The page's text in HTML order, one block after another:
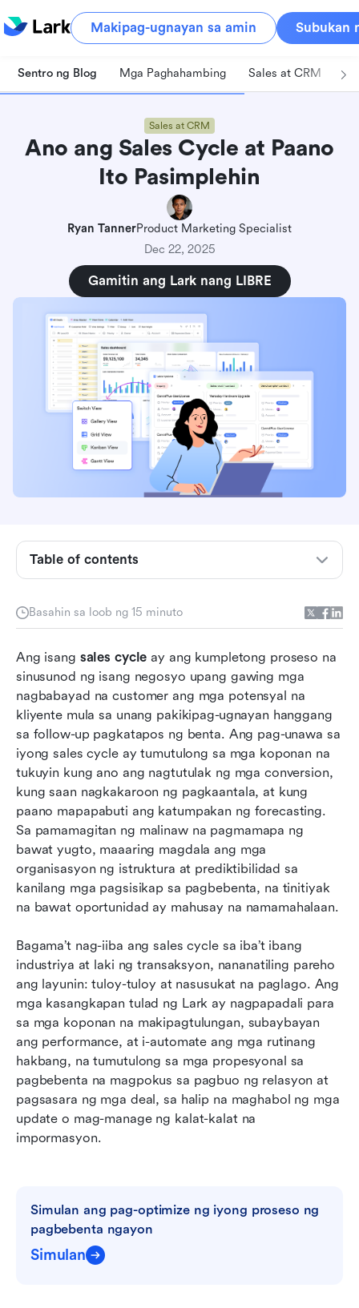
Makipag-ugnayan sa amin Subukan
Sentro ng Blog Mga Paghahambing Sales at CRM
Sales at CRM
Ano ang Sales Cycle at Paano
Ito Pasimplehin
Ryan TannerProduct Marketing Specialist
Dec 22, 2025
Gamitin ang Lark nang LIBRE
Basahin sa loob ng 15 minuto
Ang isang sales cycle ay ang kumpletong proseso na
sinusunod ng isang negosyo upang gawing mga
nagbabayad na customer ang mga potensyal na
kliyente mula sa unang pakikipag-ugnayan hanggang
sa follow-up pagkatapos ng benta. Ang pag-unawa sa
iyong sales cycle ay tumutulong sa mga koponan na
tukuyin kung ano ang nagtutulak ng mga conversion,
kung saan nagkakaroon ng pagkaantala, at kung
paano mapapabuti ang katumpakan ng forecasting.
Sa pamamagitan ng malinaw na pagmamapa ng
bawat yugto, maaaring magdala ang mga
organisasyon ng istruktura at prediktibilidad sa
kanilang mga pagsisikap sa pagbebenta, na tinitiyak
na bawat oportunidad ay mahusay na namamahalaan.
Bagama’t nag-iiba ang sales cycle sa iba’t ibang
industriya at laki ng transaksyon, nananatiling pareho
ang layunin: tuloy-tuloy at nasusukat na paglago. Ang
mga kasangkapan tulad ng Lark ay nagpapadali para
sa mga koponan na makipagtulungan, subaybayan
ang performance, at i-automate ang mga rutinang
hakbang, na tumutulong sa mga propesyonal sa
pagbebenta na magpokus sa pagbuo ng relasyon at
pagsasara ng mga deal, sa halip na maghabol ng mga
update o mag-manage ng kalat-kalat na
impormasyon.
Simulan ang pag-optimize ng iyong proseso ng
pagbebenta ngayon
Simulan
Table of contents
Ano ang isang kumpletong sales cycle?
Ang 7 yugto ng isang sales cycle
cycle
Mga dagdag na tip: Epektibong pamamahala ng
mahahabang siklo ng pagbebenta
Karaniwang hamon sa siklo ng pagbebenta (at
paano ayusin ang mga ito)
Konklusyon
Mga Madalas Itanong
Kaugnay na pagbabasa